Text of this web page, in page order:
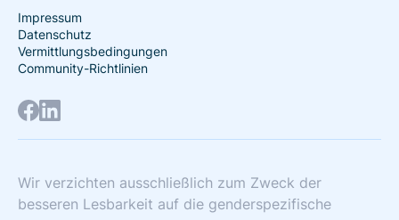
Impressum
Datenschutz
Vermittlungsbedingungen
Community-Richtlinien
Wir verzichten ausschließlich zum Zweck der
besseren Lesbarkeit auf die genderspezifische